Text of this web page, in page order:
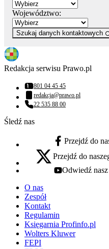
Województwo:
Szukaj danych kontaktowych
Redakcja serwisu Prawo.pl
Numer telefonu:
801 04 45 45
Adres email:
redakcja@prawo.pl
Numer telefonu:
22 535 88 00
Śledź nas
facebook - otwiera się
Przejdź do
x - otwiera się w nowej karcie
Przejdź do
youtube - otwiera się
Odwiedź
O nas
Zespół
Kontakt
Regulamin
Księgarnia Profinfo.pl
Wolters Kluwer
FEPI